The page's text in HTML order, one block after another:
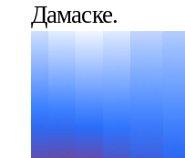
Дамаске.